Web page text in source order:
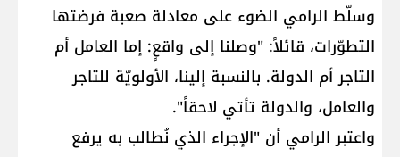
وسلّط الرامي الضوء على معادلة صعبة فرضتها
التطوّرات، قائلاً: "وصلنا إلى واقعٍ: إما العامل أم
التاجر أم الدولة. بالنسبة إلينا، الأولويّة للتاجر
والعامل، والدولة تأتي لاحقاً".
واعتبر الرامي أن "الإجراء الذي نُطالب به يرفع